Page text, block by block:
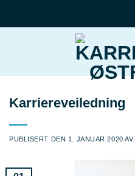
Karriereveiledning
PUBLISERT DEN 1. JANUAR 2020 AV